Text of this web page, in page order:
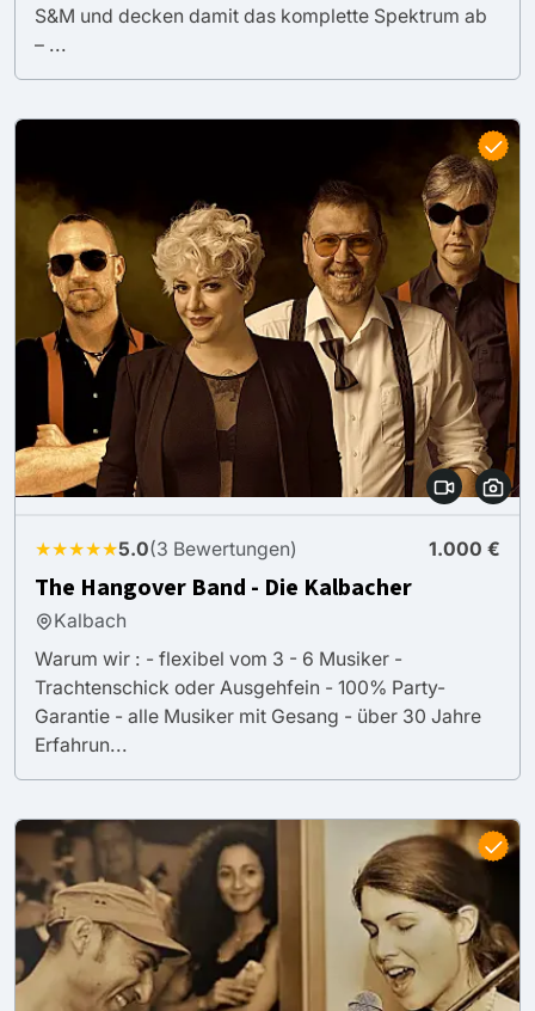
S&M und decken damit das komplette Spektrum ab
– ...
★★★★★5.0(3 Bewertungen) 1.000 €
The Hangover Band - Die Kalbacher
Kalbach
Warum wir : - flexibel vom 3 - 6 Musiker -
Trachtenschick oder Ausgehfein - 100% Party-
Garantie - alle Musiker mit Gesang - über 30 Jahre
Erfahrun...